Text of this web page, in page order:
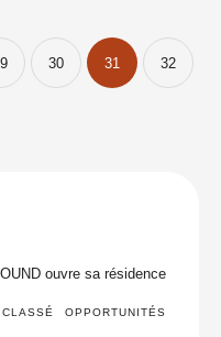
30 31 32
ouvre sa résidence
OPPORTUNITÉS